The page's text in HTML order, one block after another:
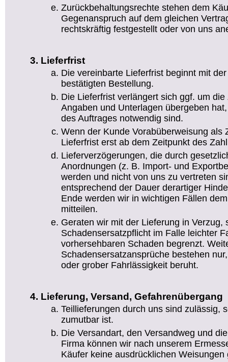
Zurückbehaltungsrechte stehen dem
Gegenanspruch auf dem gleichen
rechtskräftig festgestellt oder von uns
Lieferfrist
Die vereinbarte Lieferfrist beginnt mit
bestätigten Bestellung.
Die Lieferfrist verlängert sich ggf. um
Angaben und Unterlagen übergeben
des Auftrages notwendig sind.
Wenn der Kunde Vorabüberweisung als
Lieferfrist erst ab dem Zeitpunkt des
Lieferverzögerungen, die durch
Anordnungen (z. B. Import- und
werden und nicht von uns zu vertreten
entsprechend der Dauer derartiger
Ende werden wir in wichtigen Fällen
mitteilen.
Geraten wir mit der Lieferung in Verzug,
Schadensersatzpflicht im Falle leichter
vorhersehbaren Schaden begrenzt.
Schadensersatzansprüche bestehen
oder grober Fahrlässigkeit beruht.
Lieferung, Versand, Gefahrenübergang
Teillieferungen durch uns sind zulässig,
zumutbar ist.
Die Versandart, den Versandweg und
Firma können wir nach unserem
Käufer keine ausdrücklichen Weisungen